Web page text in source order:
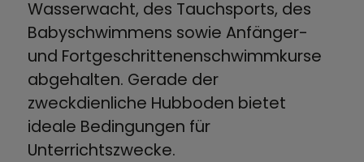
Wasserwacht, des Tauchsports, des
Babyschwimmens sowie Anfänger-
und Fortgeschrittenenschwimmkurse
abgehalten. Gerade der
zweckdienliche Hubboden bietet
ideale Bedingungen für
Unterrichtszwecke.